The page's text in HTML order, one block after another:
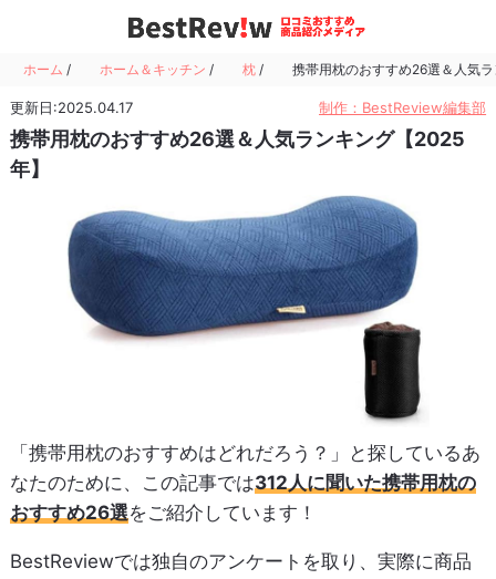
ホーム / ホーム＆キッチン / 枕 / 携帯用枕のおすすめ26選＆人気
更新日:2025.04.17 制作：BestReview編集部
携帯用枕のおすすめ26選＆人気ランキング【2025
年】
「携帯用枕のおすすめはどれだろう？」と探しているあ
なたのために、この記事では312人に聞いた携帯用枕の
おすすめ26選をご紹介しています！
BestReviewでは独自のアンケートを取り、実際に商品